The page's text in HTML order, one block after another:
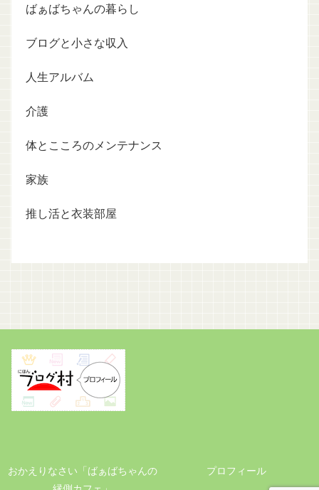
ばぁばちゃんの暮らし
ブログと小さな収入
人生アルバム
介護
体とこころのメンテナンス
家族
推し活と衣装部屋
おかえりなさい「ばぁばちゃんの
プロフィール